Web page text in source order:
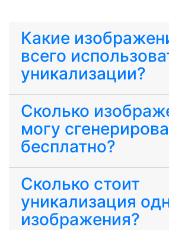
Какие
всего
уникализации?
Сколько
могу
бесплатно?
Сколько стоит
уникализация
изображения?